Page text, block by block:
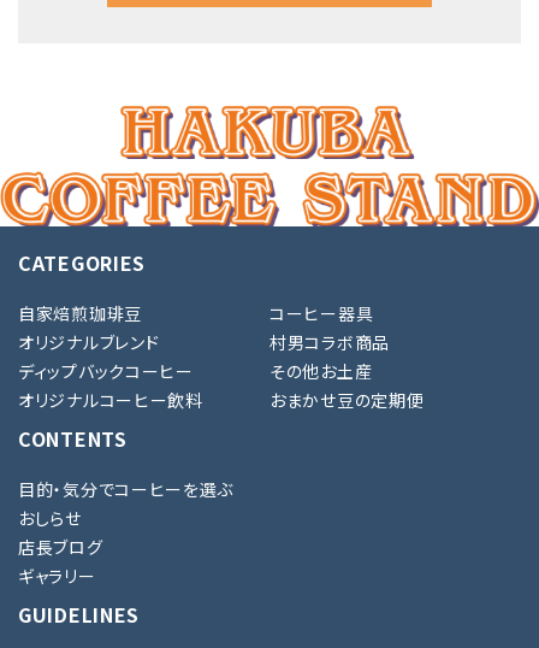
キーワード
カテゴリー
CATEGORIES
自家焙煎珈琲豆
コーヒー器具
オリジナルブレンド
村男コラボ商品
ディップバックコーヒー
その他お土産
オリジナルコーヒー飲料
おまかせ豆の定期便
CONTENTS
目的・気分でコーヒーを選ぶ
おしらせ
店長ブログ
ギャラリー
GUIDELINES